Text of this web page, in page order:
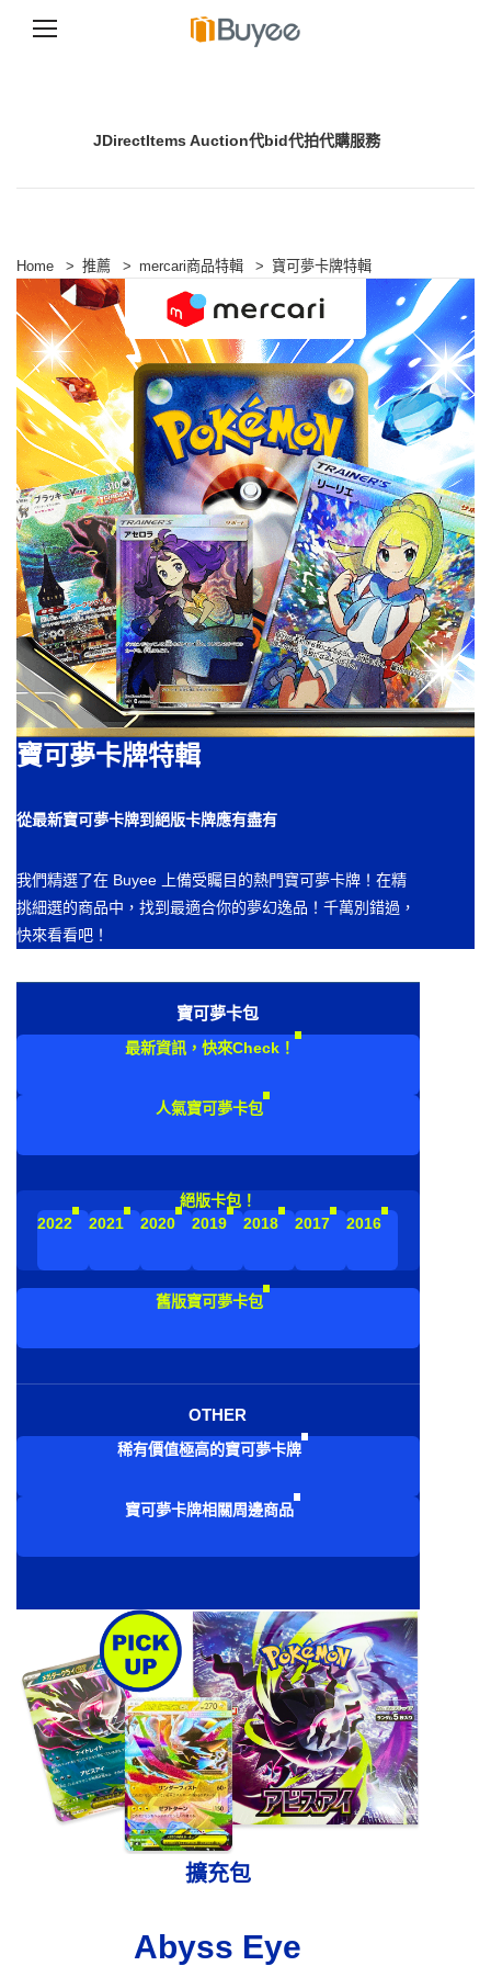
e
n
JDirectItems Auction代bid代拍代購服務
Home > 推薦 > mercari商品特輯 > 寶可夢卡牌特輯
寶可夢卡牌特輯
從最新寶可夢卡牌到絕版卡牌應有盡有
我們精選了在 Buyee 上備受矚目的熱門寶可夢卡牌！在精
挑細選的商品中，找到最適合你的夢幻逸品！千萬別錯過，
快來看看吧！
寶可夢卡包
最新資訊，快來Check！
人氣寶可夢卡包
絕版卡包！
2022
2021 2020 2019 2018 2017 2016
舊版寶可夢卡包
OTHER
稀有價值極高的寶可夢卡牌
寶可夢卡牌相關周邊商品
擴充包
Abyss Eye